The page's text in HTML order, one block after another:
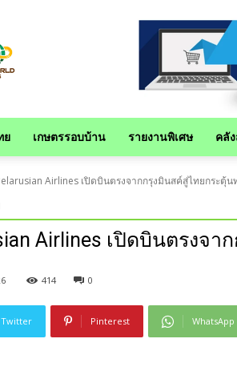
ย เกษตรรอบบ้าน รายงานพิเศษ คลั
Airlines เปิดบินตรงจากกรุงมินสค์สู่ไทยกระตุ้
Airlines เปิดบินตรงจ
414 0
Twitter Pinterest WhatsApp